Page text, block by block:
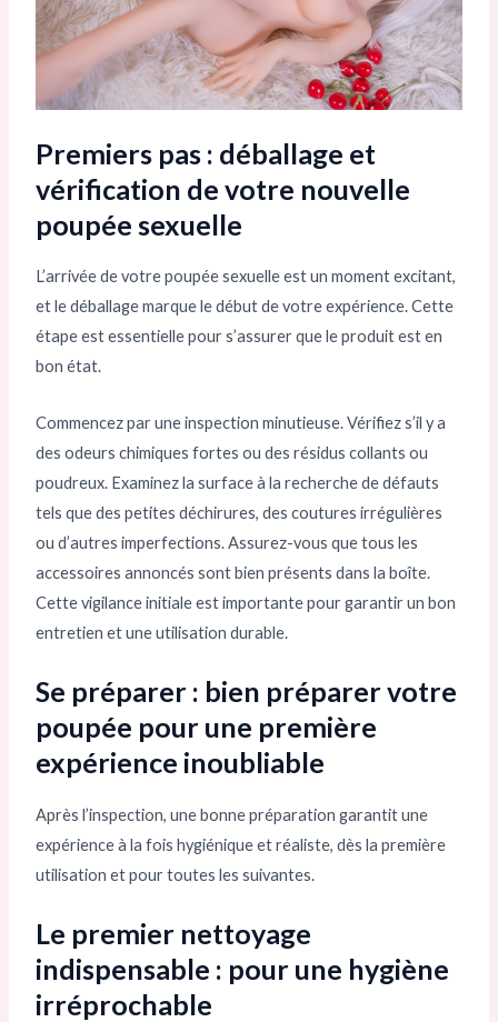
Premiers pas : déballage et
vérification de votre nouvelle
poupée sexuelle
L’arrivée de votre poupée sexuelle est un moment excitant,
et le déballage marque le début de votre expérience. Cette
étape est essentielle pour s’assurer que le produit est en
bon état.
Commencez par une inspection minutieuse. Vérifiez s’il y a
des odeurs chimiques fortes ou des résidus collants ou
poudreux. Examinez la surface à la recherche de défauts
tels que des petites déchirures, des coutures irrégulières
ou d’autres imperfections. Assurez-vous que tous les
accessoires annoncés sont bien présents dans la boîte.
Cette vigilance initiale est importante pour garantir un bon
entretien et une utilisation durable.
Se préparer : bien préparer votre
poupée pour une première
expérience inoubliable
Après l’inspection, une bonne préparation garantit une
expérience à la fois hygiénique et réaliste, dès la première
utilisation et pour toutes les suivantes.
Le premier nettoyage
indispensable : pour une hygiène
irréprochable